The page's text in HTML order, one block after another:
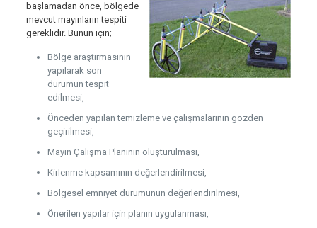
başlamadan önce, bölgede
mevcut mayınların tespiti
gereklidir. Bunun için;
Bölge araştırmasının
yapılarak son
durumun tespit
edilmesi,
Önceden yapılan temizleme ve çalışmalarının gözden
geçirilmesi,
Mayın Çalışma Planının oluşturulması,
Kirlenme kapsamının değerlendirilmesi,
Bölgesel emniyet durumunun değerlendirilmesi,
Önerilen yapılar için planın uygulanması,